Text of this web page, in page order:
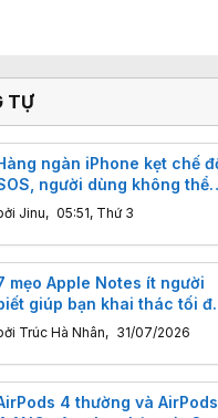
TỰ
ngàn iPhone kẹt chế
người dùng không thể
lạc với ai
Jinu, 05:51, Thứ 3
mẹo Apple Notes ít người
giúp bạn khai thác tối
dụng ghi chú
Trúc Hà Nhân, 31/07/2026
4 thường và AirPods